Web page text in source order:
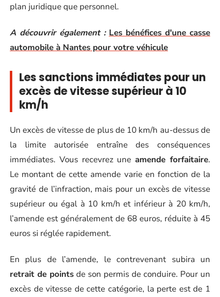
plan juridique que personnel.
A découvrir également : Les bénéfices d'une casse
automobile à Nantes pour votre véhicule
Les sanctions immédiates pour un
excès de vitesse supérieur à 10
km/h
Un excès de vitesse de plus de 10 km/h au-dessus de
la limite autorisée entraîne des conséquences
immédiates. Vous recevrez uneamende forfaitaire.
Le montant de cette amende varie en fonction de la
gravité de l’infraction, mais pour un excès de vitesse
supérieur ou égal à 10 km/h et inférieur à 20 km/h,
l’amende est généralement de 68 euros, réduite à 45
euros si réglée rapidement.
En plus de l’amende, le contrevenant subira un
retrait de points de son permis de conduire. Pour un
excès de vitesse de cette catégorie, la perte est de 1